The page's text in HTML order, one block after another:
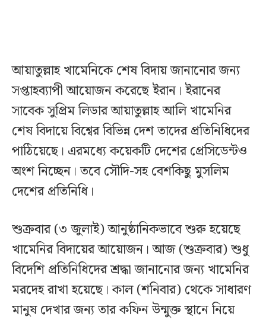
আয়াতুল্লাহ খামেনিকে শেষ বিদায় জানানোর জন্য
সপ্তাহব্যাপী আয়োজন করেছে ইরান। ইরানের
সাবেক সুপ্রিম লিডার আয়াতুল্লাহ আলি খামেনির
শেষ বিদায়ে বিশ্বের বিভিন্ন দেশ তাদের প্রতিনিধিদের
পাঠিয়েছে। এরমধ্যে কয়েকটি দেশের প্রেসিডেন্টও
অংশ নিচ্ছেন। তবে সৌদি-সহ বেশকিছু মুসলিম
দেশের প্রতিনিধি।
শুক্রবার (৩ জুলাই) আনুষ্ঠানিকভাবে শুরু হয়েছে
খামেনির বিদায়ের আয়োজন। আজ (শুক্রবার) শুধু
বিদেশি প্রতিনিধিদের শ্রদ্ধা জানানোর জন্য খামেনির
মরদেহ রাখা হয়েছে। কাল (শনিবার) থেকে সাধারণ
মানুষ দেখার জন্য তার কফিন উন্মুক্ত স্থানে নিয়ে